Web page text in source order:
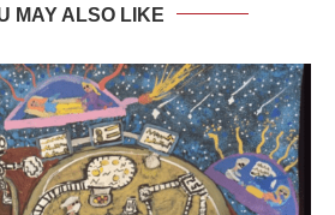
MAY ALSO LIKE